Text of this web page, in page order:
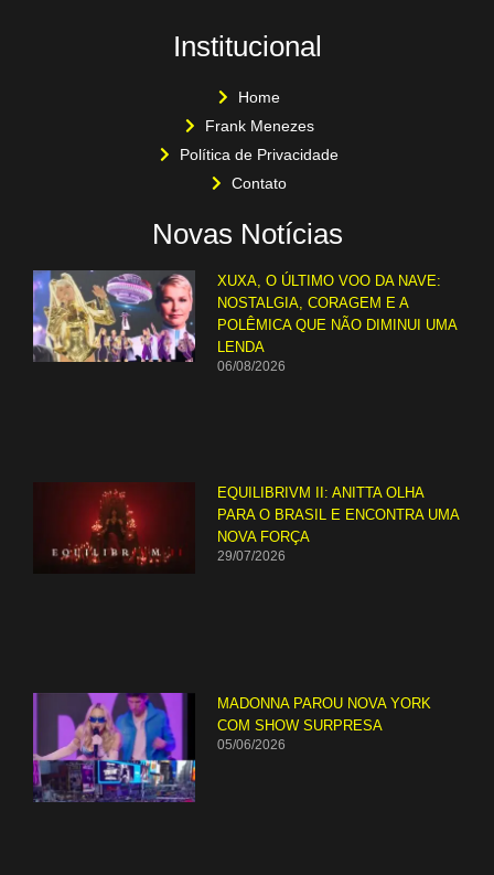
Institucional
Home
Frank Menezes
Política de Privacidade
Contato
Novas Notícias
XUXA, O ÚLTIMO VOO DA NAVE:
NOSTALGIA, CORAGEM E A
POLÊMICA QUE NÃO DIMINUI UMA
LENDA
06/08/2026
EQUILIBRIVM II: ANITTA OLHA
PARA O BRASIL E ENCONTRA UMA
NOVA FORÇA
29/07/2026
MADONNA PAROU NOVA YORK
COM SHOW SURPRESA
05/06/2026